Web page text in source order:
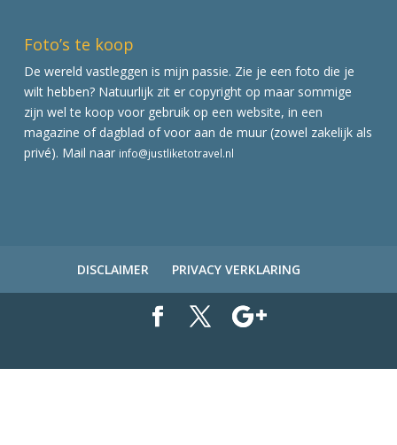
Foto’s te koop
De wereld vastleggen is mijn passie. Zie je een foto die je
wilt hebben? Natuurlijk zit er copyright op maar sommige
zijn wel te koop voor gebruik op een website, in een
magazine of dagblad of voor aan de muur (zowel zakelijk als
privé). Mail naar info@justliketotravel.nl
DISCLAIMER PRIVACY VERKLARING